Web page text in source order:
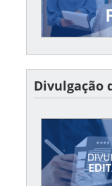
Divulgação